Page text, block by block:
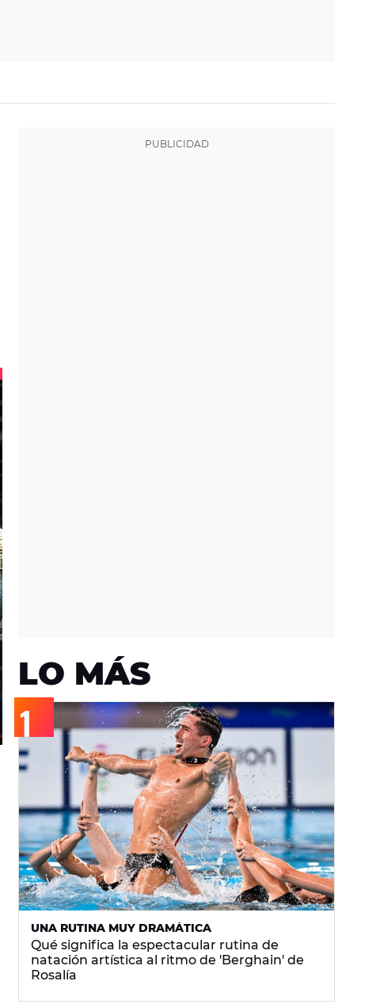
LO MÁS
UNA RUTINA MUY DRAMÁTICA
Qué significa la espectacular rutina de
natación artística al ritmo de 'Berghain' de
Rosalía